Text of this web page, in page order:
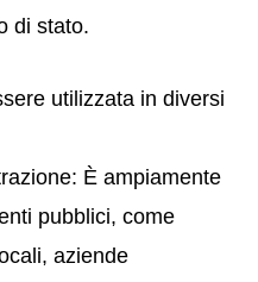
di stato.
utilizzata in diversi
È ampiamente
pubblici, come
aziende